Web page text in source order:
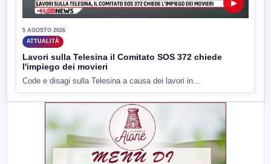
▶
5 AGOSTO 2026
ATTUALITÀ
Lavori sulla Telesina il Comitato SOS 372 chiede
l'impiego dei movieri
Code e disagi sulla Telesina a causa dei lavori in...